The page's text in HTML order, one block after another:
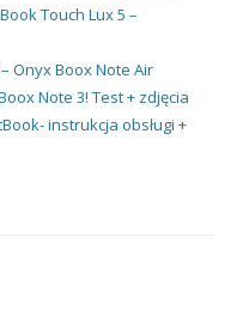
Touch Lux 5 –
Onyx Boox Note Air
Note 3! Test + zdjęcia
instrukcja obsługi +